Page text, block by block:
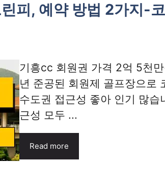
피, 예약 방법 2가지-
기흥cc 회원권 가격 2억 5천
년 준공된 회원제 골프장으로
수도권 접근성 좋아 인기 많습
근성 모두 ...
Read more